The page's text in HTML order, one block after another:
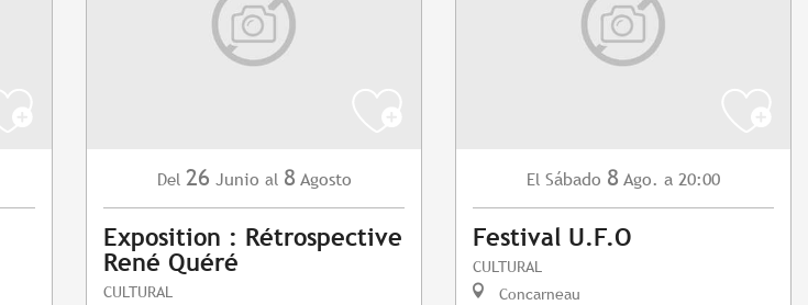
Del 26 Junio al 8 Agosto
Exposition : Rétrospective
René Quéré
CULTURAL
El Sábado 8 Ago. a 20:00
Festival U.F.O
CULTURAL
Concarneau